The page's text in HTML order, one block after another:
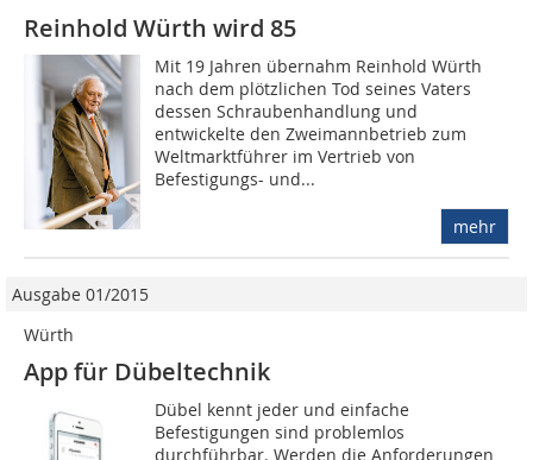
Reinhold Würth wird 85
Mit 19 Jahren übernahm Reinhold Würth
nach dem plötzlichen Tod seines Vaters
dessen Schraubenhandlung und
entwickelte den Zweimannbetrieb zum
Weltmarktführer im Vertrieb von
Befestigungs- und...
mehr
Ausgabe 01/2015
Würth
App für Dübeltechnik
Dübel kennt jeder und einfache
Befestigungen sind problemlos
durchführbar. Werden die Anforderungen